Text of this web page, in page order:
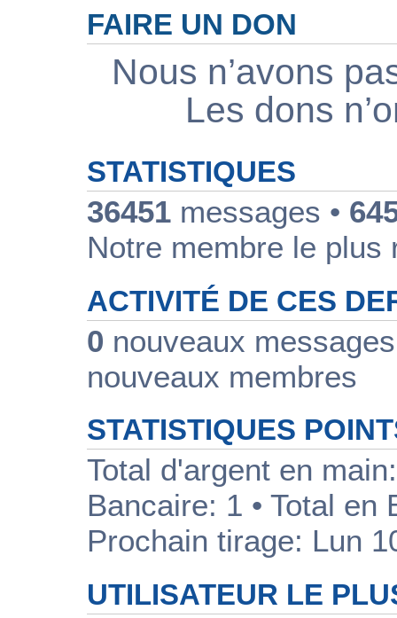
FAIRE UN DON
Nous n’avons
Les dons
STATISTIQUES
36451 messages •
Notre membre le
ACTIVITÉ DE CES
0 nouveaux
nouveaux membres
STATISTIQUES
Total d'argent en
Bancaire: 1 • Total en
Prochain tirage: Lun
UTILISATEUR LE